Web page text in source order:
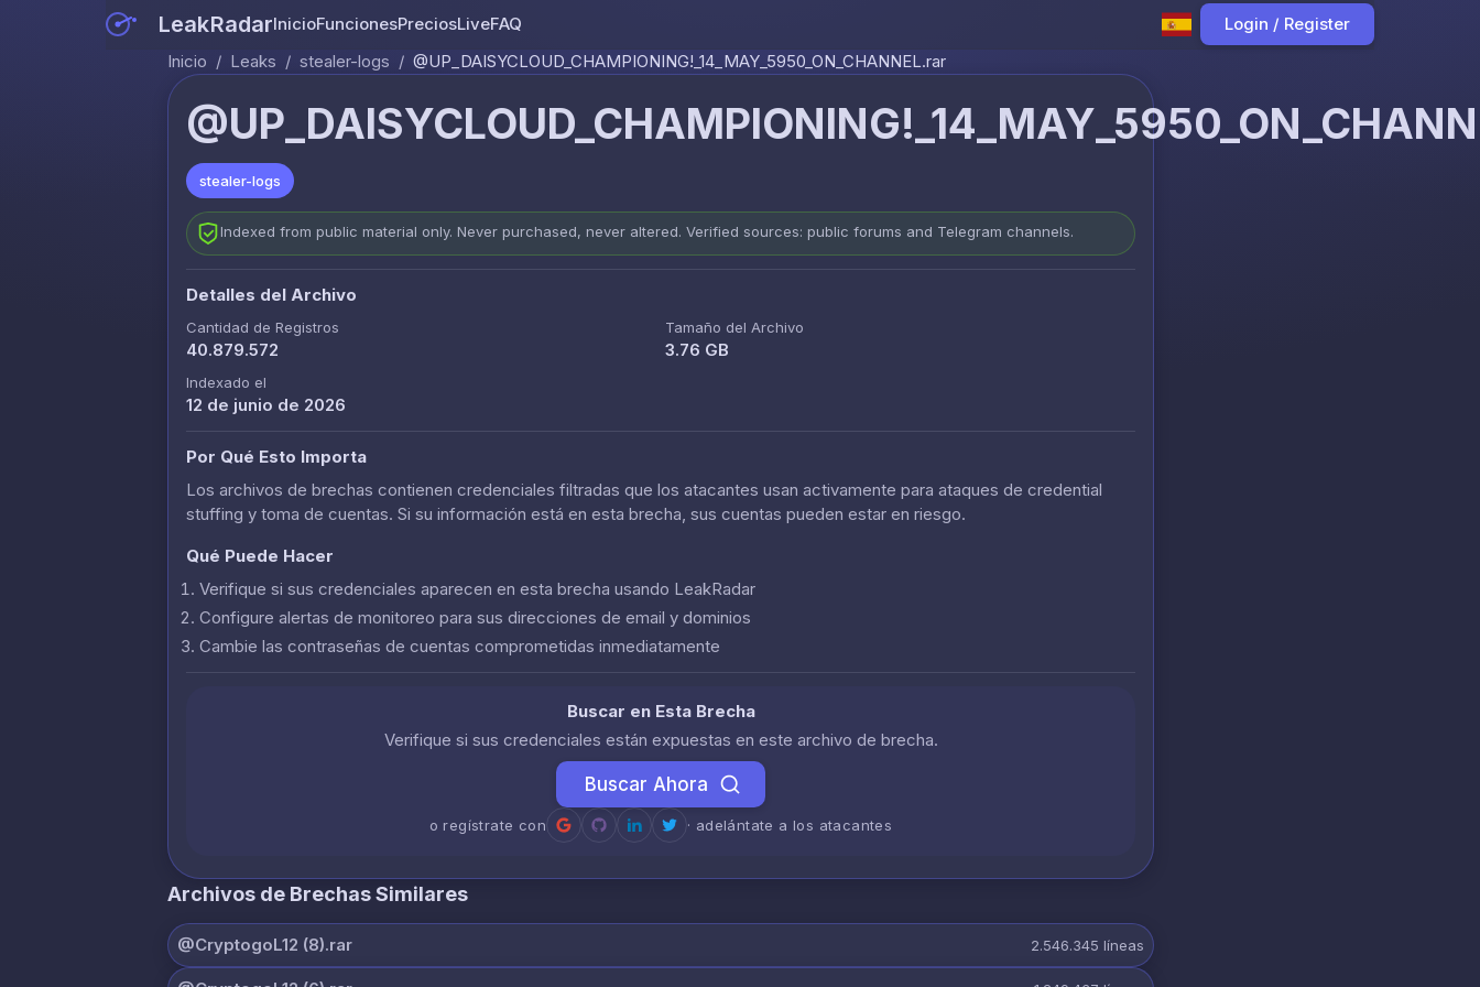
LeakRadarInicioFuncionesPreciosLiveFAQ
Login / Register
Inicio / Leaks / stealer-logs / @UP_DAISYCLOUD_CHAMPIONING!_14_MAY_5950_ON_CHANNEL.rar
stealer-logs
Indexed from public material only. Never purchased, never altered. Verified sources: public forums and Telegram channels.
Detalles del Archivo
Cantidad de Registros
40.879.572
Tamaño del Archivo
3.76 GB
Indexado el
12 de junio de 2026
Por Qué Esto Importa
Los archivos de brechas contienen credenciales filtradas que los atacantes usan activamente para ataques de credential
stuffing y toma de cuentas. Si su información está en esta brecha, sus cuentas pueden estar en riesgo.
Qué Puede Hacer
Verifique si sus credenciales aparecen en esta brecha usando LeakRadar
Configure alertas de monitoreo para sus direcciones de email y dominios
Cambie las contraseñas de cuentas comprometidas inmediatamente
Buscar en Esta Brecha
Verifique si sus credenciales están expuestas en este archivo de brecha.
Buscar Ahora
o regístrate con · adelántate a los atacantes
Archivos de Brechas Similares
@CryptogoL12 (8).rar 2.546.345 líneas